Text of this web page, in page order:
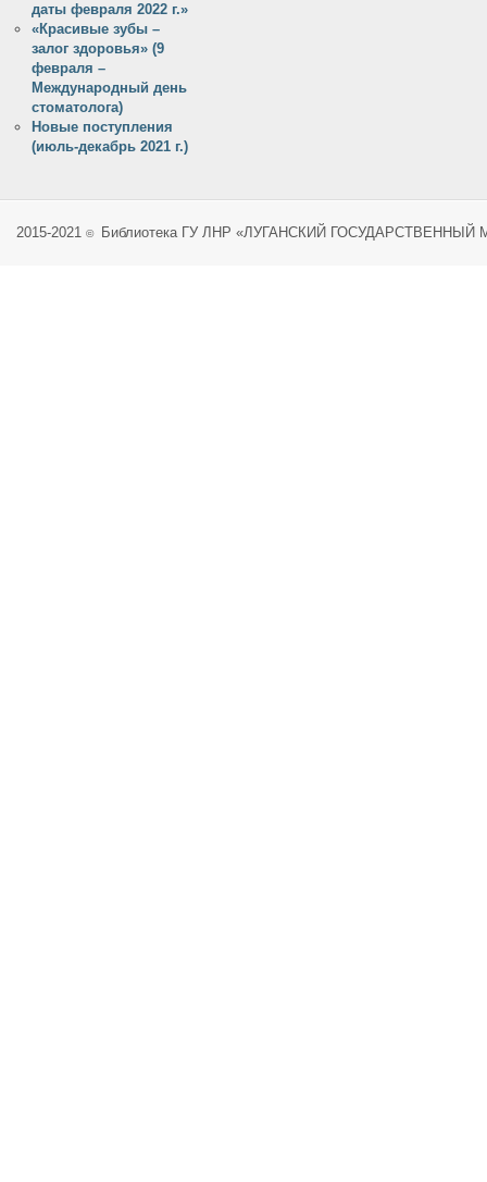
даты февраля 2022 г.»
«Красивые зубы –
залог здоровья» (9
февраля –
Международный день
стоматолога)
Новые поступления
(июль-декабрь 2021 г.)
2015-2021 © Библиотека ГУ ЛНР «ЛУГАНСКИЙ